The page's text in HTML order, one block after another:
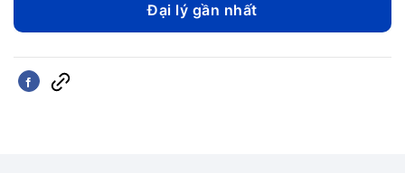
Đại lý gần nhất